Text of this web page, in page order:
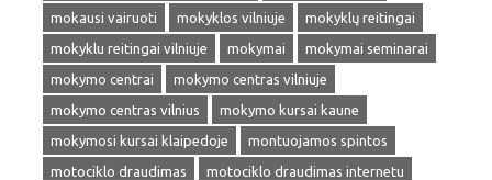
mokausi vairuoti
mokyklos vilniuje
mokyklų reitingai
mokyklu reitingai vilniuje
mokymai
mokymai seminarai
mokymo centrai
mokymo centras vilniuje
mokymo centras vilnius
mokymo kursai kaune
mokymosi kursai klaipedoje
montuojamos spintos
motociklo draudimas
motociklo draudimas internetu